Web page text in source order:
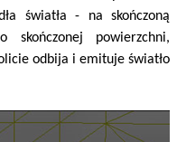
światła - na skończoną
skończonej powierzchni,
odbija i emituje światło